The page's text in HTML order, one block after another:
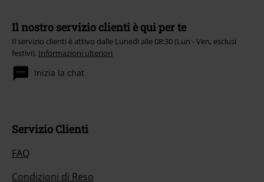
Il nostro servizio clienti è qui per te
Il servizio clienti è attivo dalle Lunedì alle 08:30 (Lun - Ven, esclusi
festivi). Informazioni ulteriori
Inizia la chat
Servizio Clienti
FAQ
Condizioni di Reso